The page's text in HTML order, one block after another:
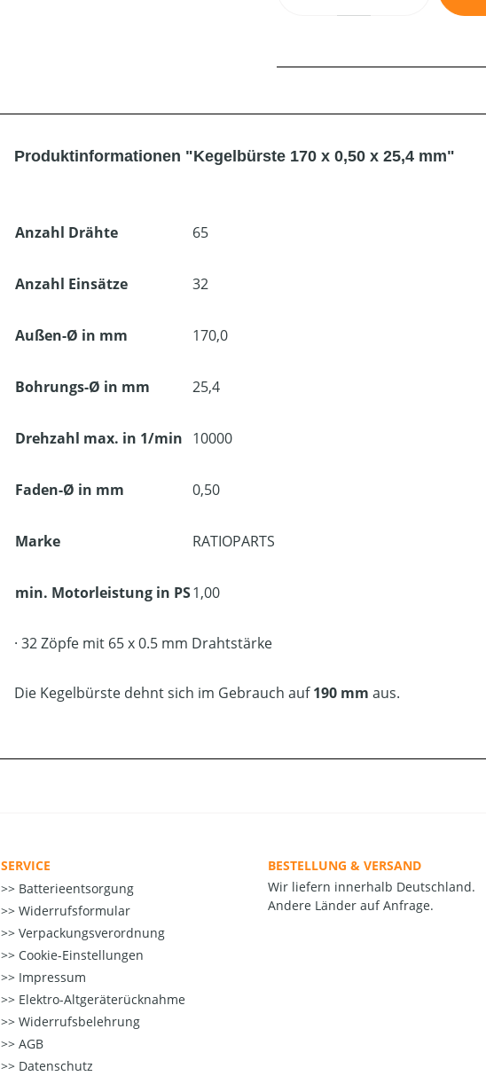
Produktinformationen "Kegelbürste 170 x 0,50 x 25,4 mm"
Anzahl Drähte 65
Anzahl Einsätze 32
Außen-Ø in mm 170,0
Bohrungs-Ø in mm 25,4
Drehzahl max. in 1/min 10000
Faden-Ø in mm 0,50
Marke RATIOPARTS
min. Motorleistung in PS1,00
· 32 Zöpfe mit 65 x 0.5 mm Drahtstärke
Die Kegelbürste dehnt sich im Gebrauch auf190 mm aus.
SERVICE
Batterieentsorgung
Widerrufsformular
Verpackungsverordnung
Cookie-Einstellungen
Impressum
Elektro-Altgeräterücknahme
Widerrufsbelehrung
AGB
Datenschutz
BESTELLUNG & VERSAND
Wir liefern innerhalb Deutschland.
Andere Länder auf Anfrage.